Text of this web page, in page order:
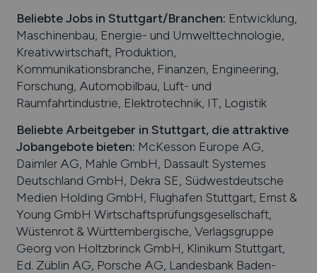
Beliebte Jobs in Stuttgart/Branchen: Entwicklung,
Maschinenbau, Energie- und Umwelttechnologie,
Kreativwirtschaft, Produktion,
Kommunikationsbranche, Finanzen, Engineering,
Forschung, Automobilbau, Luft- und
Raumfahrtindustrie, Elektrotechnik, IT, Logistik
Beliebte Arbeitgeber in Stuttgart, die attraktive
Jobangebote bieten: McKesson Europe AG,
Daimler AG, Mahle GmbH, Dassault Systemes
Deutschland GmbH, Dekra SE, Südwestdeutsche
Medien Holding GmbH, Flughafen Stuttgart, Ernst &
Young GmbH Wirtschaftsprüfungsgesellschaft,
Wüstenrot & Württembergische, Verlagsgruppe
Georg von Holtzbrinck GmbH, Klinikum Stuttgart,
Ed. Züblin AG, Porsche AG, Landesbank Baden-